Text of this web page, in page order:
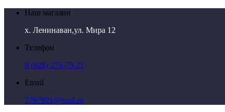
Наш магазин
х. Ленинаван,ул. Мира 12
Телефон
8 (928) 279-79-21
Email
2797921@mail.ru